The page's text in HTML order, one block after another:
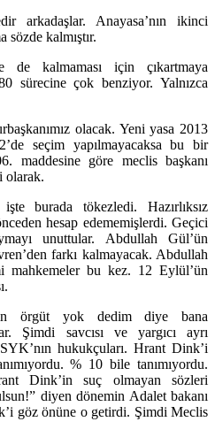
arkadaşlar. Anayasa’nın ikinci
sözde kalmıştır.
kalmaması için çıkartmaya
sürecine çok benziyor. Yalnızca
olacak. Yeni yasa 2013
seçim yapılmayacaksa bu bir
maddesine göre meclis başkanı
olarak.
burada tökezledi. Hazırlıksız
hesap edememişlerdi. Geçici
unuttular. Abdullah Gül’ün
farkı kalmayacak. Abdullah
mahkemeler bu kez. 12 Eylül’ün
örgüt yok dedim diye bana
Şimdi savcısı ve yargıcı ayrı
hukukçuları. Hrant Dink’i
% 10 bile tanımıyordu.
Dink’in suç olmayan sözleri
diyen dönemin Adalet bakanı
göz önüne o getirdi. Şimdi Meclis